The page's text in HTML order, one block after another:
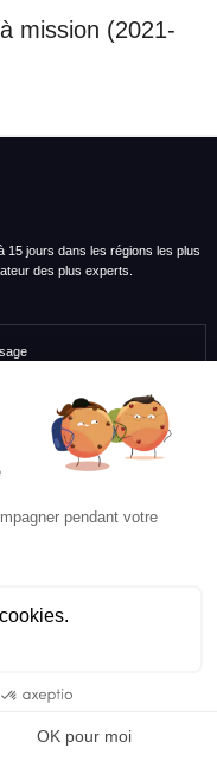
mission (2021-
15 jours dans les régions les plus
des plus experts.
de 9h à 18h au
+33 (0)4 82
de leur discipline
Responsable
pendant votre
OK pour moi